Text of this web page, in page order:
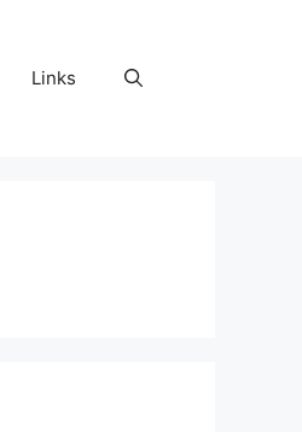
Links